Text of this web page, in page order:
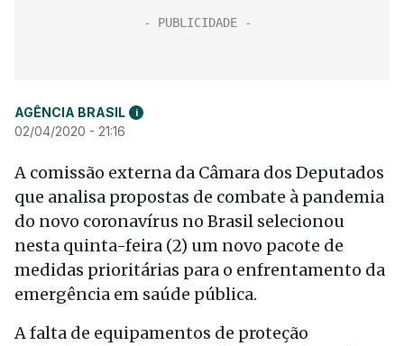
AGÊNCIA BRASIL i
02/04/2020 - 21:16
A comissão externa da Câmara dos Deputados
que analisa propostas de combate à pandemia
do novo coronavírus no Brasil selecionou
nesta quinta-feira (2) um novo pacote de
medidas prioritárias para o enfrentamento da
emergência em saúde pública.
A falta de equipamentos de proteção